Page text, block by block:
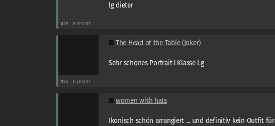
lg dieter
#25 REPORT
The Head of the Table (Joker)
Sehr schönes Portrait ! Klasse Lg
#24 REPORT
women with hats
Ikonisch schön arrangiert ... und definitiv kein Outfit für